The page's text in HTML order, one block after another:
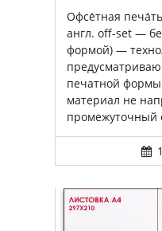
Офсе́тная
англ. off-set —
формой) —
печатной
материал не
промежуточный